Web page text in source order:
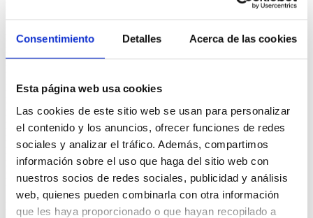
Consentimiento Detalles Acerca de las cookies
Esta página web usa cookies
Las cookies de este sitio web se usan para personalizar
el contenido y los anuncios, ofrecer funciones de redes
sociales y analizar el tráfico. Además, compartimos
información sobre el uso que haga del sitio web con
nuestros socios de redes sociales, publicidad y análisis
web, quienes pueden combinarla con otra información
que les haya proporcionado o que hayan recopilado a
Electricistas Cobeña
Electricistas Collado Villalba
Electricistas Colmenar de Oreja
Electricistas Colmenarejo
Electricistas Comillas
Electricistas Coslada
Electricistas Cuatro Vientos
Electricistas Daganzo de Arriba
Electricistas Delicias
Electricistas El Boalo
Electricistas El Bercial